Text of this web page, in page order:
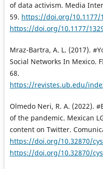
of data activism. Media
59. https://doi.org/10.1177/
https://doi.org/10.1177/
Mraz-Bartra, A. L. (2017).
Social Networks In Mexico.
68.
https://revistes.ub.edu/
Olmedo Neri, R. A. (2022).
of the pandemic. Mexican
content on Twitter.
https://doi.org/10.32870/
https://doi.org/10.32870/